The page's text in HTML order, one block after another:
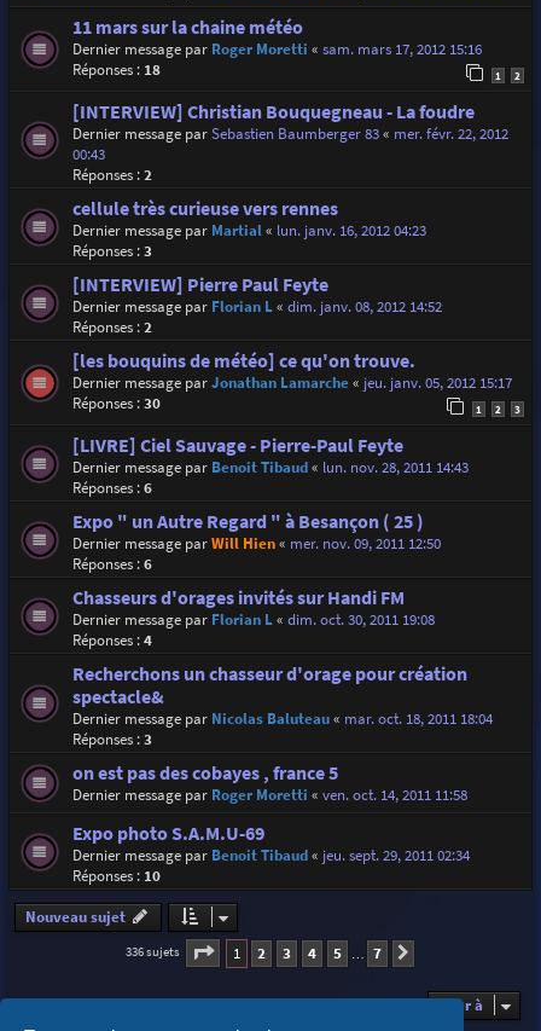
11 mars sur la chaine météo
Dernier message par Roger Moretti « sam. mars 17, 2012 15:16
Réponses : 18 1 2
[INTERVIEW] Christian Bouquegneau - La foudre
Dernier message parSebastien Baumberger 83« mer. févr. 22, 2012
00:43
Réponses :2
cellule très curieuse vers rennes
Dernier message par Martial« lun. janv. 16, 2012 04:23
Réponses :3
[INTERVIEW] Pierre Paul Feyte
Dernier message par Florian L« dim. janv. 08, 2012 14:52
Réponses :2
[les bouquins de météo] ce qu'on trouve.
Dernier message parJonathan Lamarche« jeu. janv. 05, 2012 15:17
Réponses :30 1 2 3
[LIVRE] Ciel Sauvage - Pierre-Paul Feyte
Dernier message par Benoit Tibaud« lun. nov. 28, 2011 14:43
Réponses :6
Expo " un Autre Regard " à Besançon ( 25 )
Dernier message parWill Hien« mer. nov. 09, 2011 12:50
Réponses :6
Chasseurs d'orages invités sur Handi FM
Dernier message par Florian L« dim. oct. 30, 2011 19:08
Réponses :4
Recherchons un chasseur d'orage pour création
spectacle&
Dernier message par Nicolas Baluteau« mar. oct. 18, 2011 18:04
Réponses :3
on est pas des cobayes , france 5
Dernier message par Roger Moretti « ven. oct. 14, 2011 11:58
Expo photo S.A.M.U-69
Dernier message par Benoit Tibaud« jeu. sept. 29, 2011 02:34
Réponses : 10
Nouveau sujet
336 sujets Page 1sur
1 2 3 4 5 7
Aller à